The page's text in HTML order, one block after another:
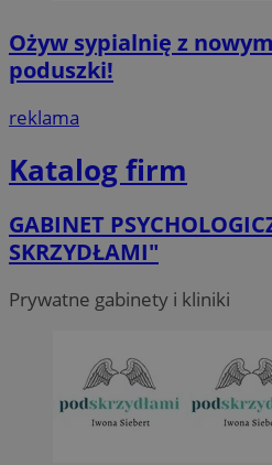
Ożyw sypialnię z
poduszki!
reklama
Katalog firm
GABINET
SKRZYDŁAMI"
Prywatne gabinety i kliniki